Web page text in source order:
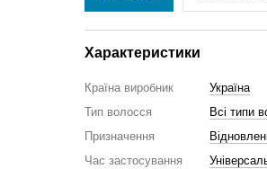
Характеристики
Країна виробник
Україна
Тип волосся
Всі типи
Призначення
Час застосування